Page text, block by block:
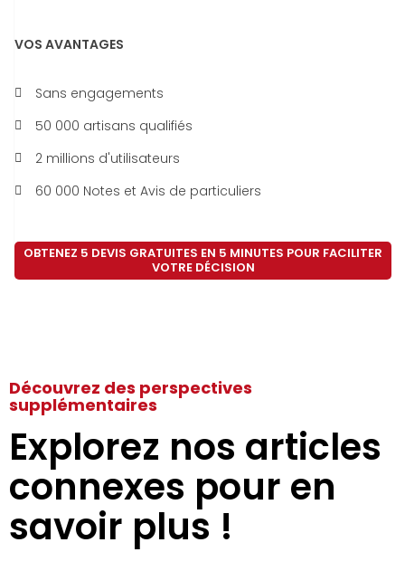
VOS AVANTAGES
Sans engagements
50 000 artisans qualifiés
2 millions d'utilisateurs
60 000 Notes et Avis de particuliers
OBTENEZ 5 DEVIS GRATUITES EN 5 MINUTES POUR FACILITER
VOTRE DÉCISION
Découvrez des perspectives
supplémentaires
Explorez nos articles
connexes pour en
savoir plus !